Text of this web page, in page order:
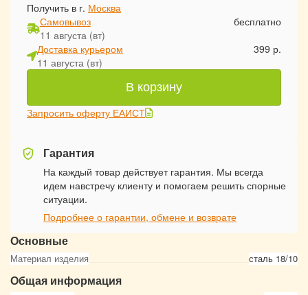
Основные
Материал изделия сталь 18/10
Общая информация
Получить в г. Москва
Самовывоз
11 августа (вт)
бесплатно
Доставка курьером
11 августа (вт)
399 р.
В корзину
Запросить оферту ЕАИСТ
Гарантия
На каждый товар действует гарантия. Мы всегда
идем навстречу клиенту и помогаем решить спорные
ситуации.
Подробнее о гарантии, обмене и возврате